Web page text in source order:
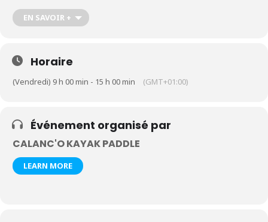
paddle.com/contact-kayak-paddle-cassis-calanques
EN SAVOIR +
Horaire
(Vendredi) 9 h 00 min - 15 h 00 min (GMT+01:00)
Événement organisé par
CALANC'O KAYAK PADDLE
LEARN MORE